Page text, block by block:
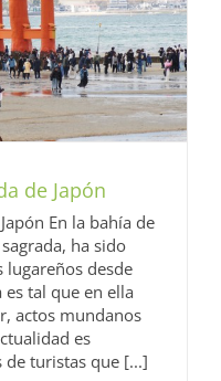
de Japón
En la bahía de
ha sido
desde
tal que en ella
actos mundanos
es
turistas que [...]